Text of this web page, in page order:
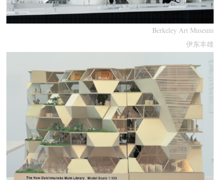
Berkeley Art Museum
伊东丰雄